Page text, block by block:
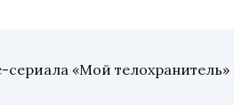
сериала «Мой телохранитель»